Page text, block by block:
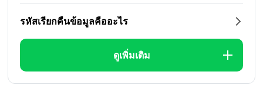
รหัสเรียกคืนข้อมูลคืออะไร
ดูเพิ่มเติม